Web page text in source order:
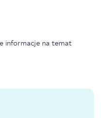
informacje na temat